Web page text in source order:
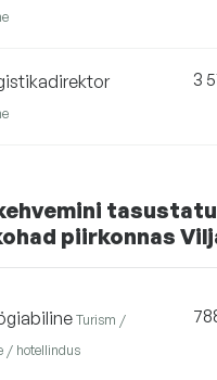
3
piirkonnas
Turism /
/ hotellindus